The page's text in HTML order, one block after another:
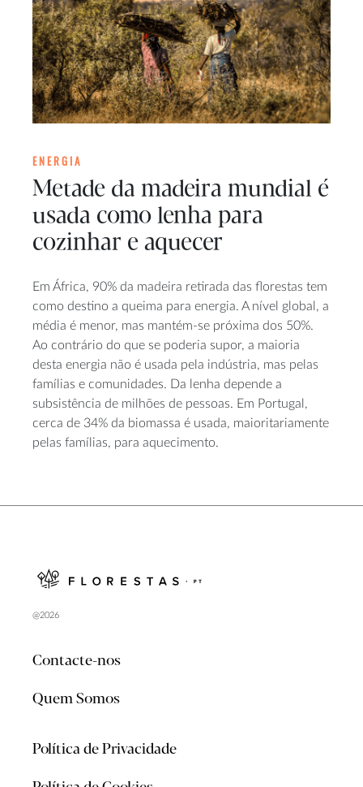
ENERGIA
Metade da madeira mundial é
usada como lenha para
cozinhar e aquecer
Em África, 90% da madeira retirada das florestas tem
como destino a queima para energia. A nível global, a
média é menor, mas mantém-se próxima dos 50%.
Ao contrário do que se poderia supor, a maioria
desta energia não é usada pela indústria, mas pelas
famílias e comunidades. Da lenha depende a
subsistência de milhões de pessoas. Em Portugal,
cerca de 34% da biomassa é usada, maioritariamente
pelas famílias, para aquecimento.
@2026
Contacte-nos
Quem Somos
Política de Privacidade